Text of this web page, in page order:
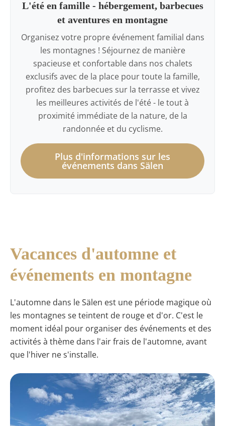
L'été en famille - hébergement, barbecues
et aventures en montagne
Organisez votre propre événement familial dans
les montagnes ! Séjournez de manière
spacieuse et confortable dans nos chalets
exclusifs avec de la place pour toute la famille,
profitez des barbecues sur la terrasse et vivez
les meilleures activités de l'été - le tout à
proximité immédiate de la nature, de la
randonnée et du cyclisme.
Plus d'informations sur les
événements dans Sälen
Vacances d'automne et
événements en montagne
L'automne dans le Sälen est une période magique où
les montagnes se teintent de rouge et d'or. C'est le
moment idéal pour organiser des événements et des
activités à thème dans l'air frais de l'automne, avant
que l'hiver ne s'installe.